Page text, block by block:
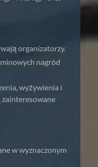
organizatorzy.
nagród
wyżywienia i
w wyznaczonym